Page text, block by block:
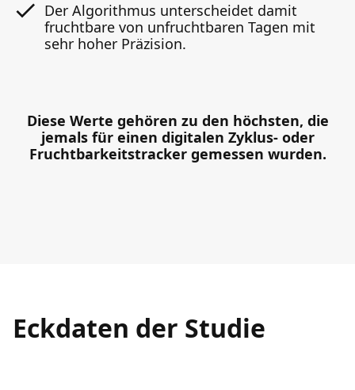
Der Algorithmus unterscheidet damit
fruchtbare von unfruchtbaren Tagen mit
sehr hoher Präzision.
Diese Werte gehören zu den höchsten, die
jemals für einen digitalen Zyklus- oder
Fruchtbarkeitstracker gemessen wurden.
Eckdaten der Studie